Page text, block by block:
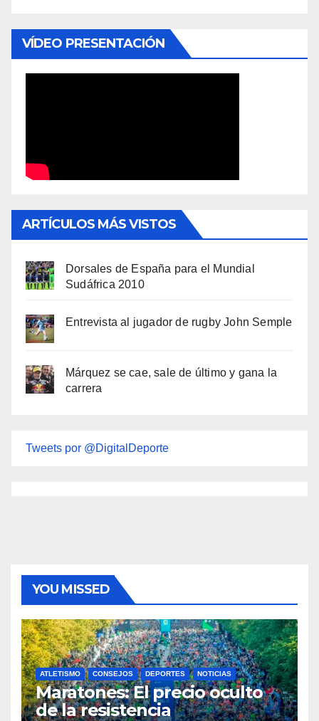
VÍDEO PRESENTACIÓN
ARTÍCULOS MÁS VISTOS
Dorsales de España para el Mundial
Sudáfrica 2010
Entrevista al jugador de rugby John Semple
Márquez se cae, sale de último y gana la
carrera
Tweets por @DigitalDeporte
YOU MISSED
ATLETISMO CONSEJOS DEPORTES NOTICIAS
Maratones: El precio oculto
de la resistencia